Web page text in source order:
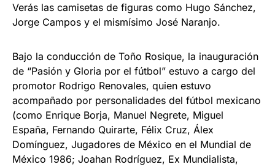
Verás las camisetas de figuras como Hugo Sánchez,
Jorge Campos y el mismísimo José Naranjo.
Bajo la conducción de Toño Rosique, la inauguración
de “Pasión y Gloria por el fútbol” estuvo a cargo del
promotor Rodrigo Renovales, quien estuvo
acompañado por personalidades del fútbol mexicano
(como Enrique Borja, Manuel Negrete, Miguel
España, Fernando Quirarte, Félix Cruz, Álex
Domínguez, Jugadores de México en el Mundial de
México 1986; Joahan Rodríguez, Ex Mundialista,